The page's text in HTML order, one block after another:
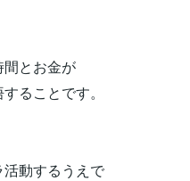
間とお金が
ることです。
動するうえで